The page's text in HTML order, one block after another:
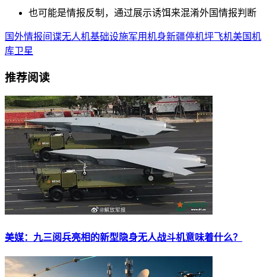
也可能是情报反制，通过展示诱饵来混淆外国情报判断
国外情报间谍无人机基础设施军用机身新疆停机坪飞机美国机
库卫星
推荐阅读
美媒：九三阅兵亮相的新型隐身无人战斗机意味着什么？